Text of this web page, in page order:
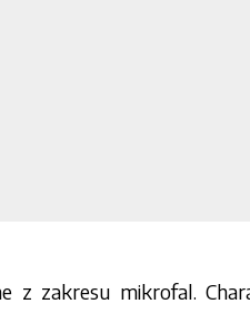
z zakresu mikrofal.